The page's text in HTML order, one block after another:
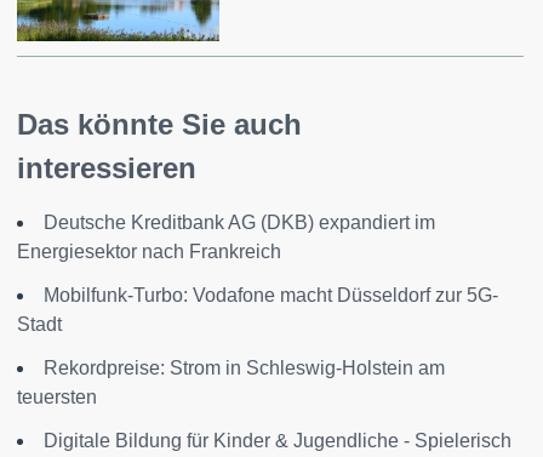
Das könnte Sie auch
interessieren
Deutsche Kreditbank AG (DKB) expandiert im
Energiesektor nach Frankreich
Mobilfunk-Turbo: Vodafone macht Düsseldorf zur 5G-
Stadt
Rekordpreise: Strom in Schleswig-Holstein am
teuersten
Digitale Bildung für Kinder & Jugendliche - Spielerisch